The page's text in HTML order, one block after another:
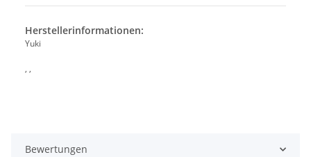
Herstellerinformationen:
Yuki
, ,
Bewertungen